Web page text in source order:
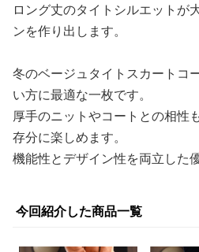
ロング丈のタイトシルエットが
ンを作り出します。
冬のベージュタイトスカートコ
い方に最適な一枚です。
厚手のニットやコートとの相性
存分に楽しめます。
機能性とデザイン性を両立した
今回紹介した商品一覧